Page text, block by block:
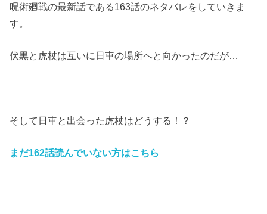
呪術廻戦の最新話である163話のネタバレをしていきま
す。
伏黒と虎杖は互いに日車の場所へと向かったのだが…
そして日車と出会った虎杖はどうする！？
まだ162話読んでいない方はこちら